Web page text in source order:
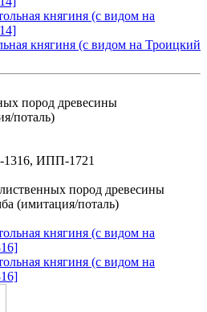
княгиня (с видом на Троицкий
пород древесины
поталь)
ИПП-1721
пород древесины
(имитация/поталь)